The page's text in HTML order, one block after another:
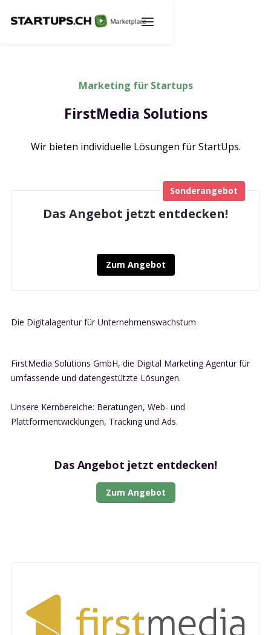
Marketing für Startups
FirstMedia Solutions
Wir bieten individuelle Lösungen für StartUps.
Das Angebot jetzt entdecken!
Zum Angebot
Sonderangebot
Die Digitalagentur für Unternehmenswachstum
FirstMedia Solutions GmbH, die Digital Marketing Agentur für
umfassende und datengestützte Lösungen.
Unsere Kernbereiche: Beratungen, Web- und
Plattformentwicklungen, Tracking und Ads.
Das Angebot jetzt entdecken!
Zum Angebot